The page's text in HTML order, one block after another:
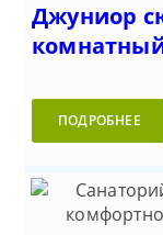
Джуниор
ПОДРОБНЕЕ